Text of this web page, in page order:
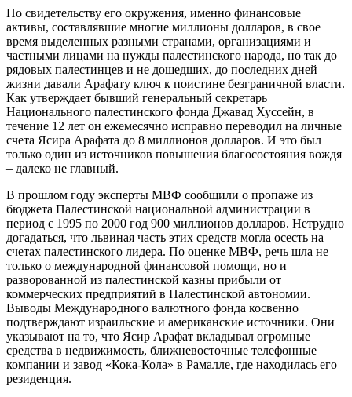
По свидетельству его окружения, именно финансовые
активы, составлявшие многие миллионы долларов, в свое
время выделенных разными странами, организациями и
частными лицами на нужды палестинского народа, но так до
рядовых палестинцев и не дошедших, до последних дней
жизни давали Арафату ключ к поистине безграничной власти.
Как утверждает бывший генеральный секретарь
Национального палестинского фонда Джавад Хуссейн, в
течение 12 лет он ежемесячно исправно переводил на личные
счета Ясира Арафата до 8 миллионов долларов. И это был
только один из источников повышения благосостояния вождя
– далеко не главный.
В прошлом году эксперты МВФ сообщили о пропаже из
бюджета Палестинской национальной администрации в
период с 1995 по 2000 год 900 миллионов долларов. Нетрудно
догадаться, что львиная часть этих средств могла осесть на
счетах палестинского лидера. По оценке МВФ, речь шла не
только о международной финансовой помощи, но и
разворованной из палестинской казны прибыли от
коммерческих предприятий в Палестинской автономии.
Выводы Международного валютного фонда косвенно
подтверждают израильские и американские источники. Они
указывают на то, что Ясир Арафат вкладывал огромные
средства в недвижимость, ближневосточные телефонные
компании и завод «Кока-Кола» в Рамалле, где находилась его
резиденция.